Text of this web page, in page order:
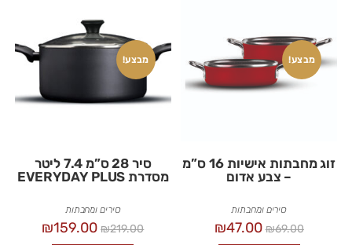
מבצע!
זוג מחבתות אישיות 16 ס”מ
– צבע אדום
סירים ומחבתות
₪69.00
₪47.00
מבצע!
סיר 28 ס”מ 7.4 ליטר
מסדרת EVERYDAY PLUS
סירים ומחבתות
₪219.00
₪159.00